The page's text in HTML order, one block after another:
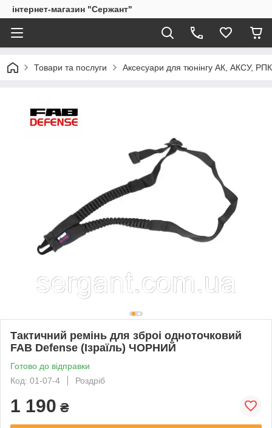
інтернет-магазин "Сержант"
Товари та послуги Аксесуари для тюнінгу АК, АКСУ,
Тактичний ремінь для зброі одноточковий
FAB Defense (Ізраїль) ЧОРНИЙ
Готово до відправки
Код: 01-07-4
Роздріб
1 190 ₴